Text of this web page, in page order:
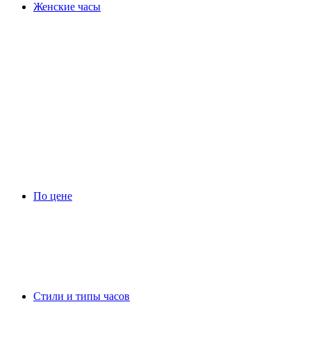
Женские часы
По цене
Стили и типы часов